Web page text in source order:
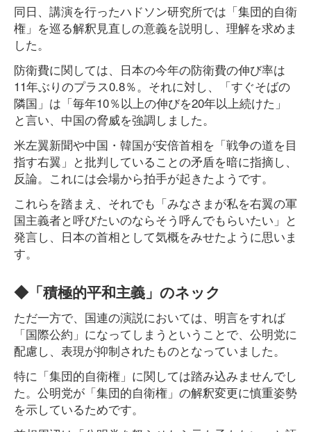
同日、講演を行ったハドソン研究所では「集団的自衛
権」を巡る解釈見直しの意義を説明し、理解を求めま
した。
防衛費に関しては、日本の今年の防衛費の伸び率は
11年ぶりのプラス0.8％。それに対し、「すぐそばの
隣国」は「毎年10％以上の伸びを20年以上続けた」
と言い、中国の脅威を強調しました。
米左翼新聞や中国・韓国が安倍首相を「戦争の道を目
指す右翼」と批判していることの矛盾を暗に指摘し、
反論。これには会場から拍手が起きたようです。
これらを踏まえ、それでも「みなさまが私を右翼の軍
国主義者と呼びたいのならそう呼んでもらいたい」と
発言し、日本の首相として気概をみせたように思いま
す。
◆「積極的平和主義」のネック
ただ一方で、国連の演説においては、明言をすれば
「国際公約」になってしまうということで、公明党に
配慮し、表現が抑制されたものとなっていました。
特に「集団的自衛権」に関しては踏み込みませんでし
た。公明党が「集団的自衛権」の解釈変更に慎重姿勢
を示しているためです。